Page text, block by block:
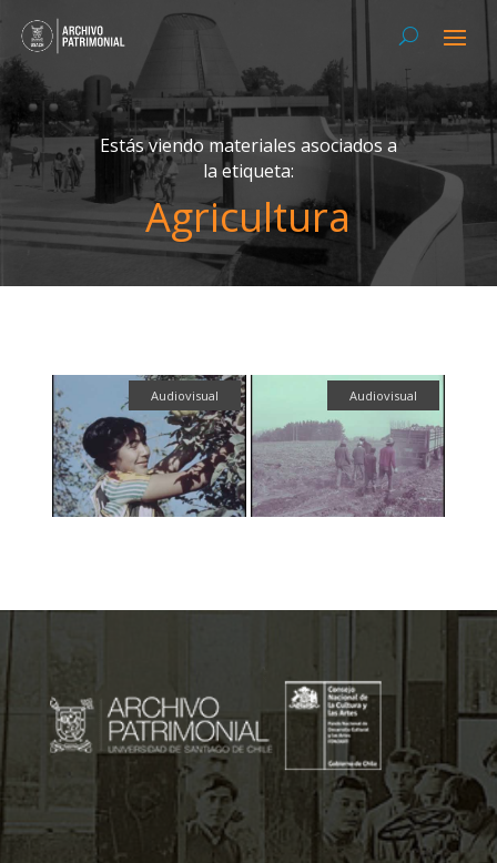
Estás viendo materiales asociados a
la etiqueta:
Agricultura
Audiovisual Audiovisual